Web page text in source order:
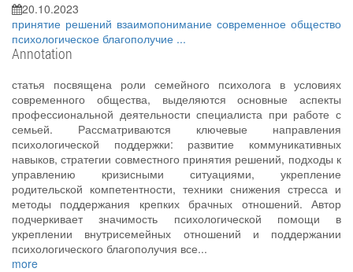
20.10.2023
принятие решений взаимопонимание современное общество
психологическое благополучие ...
Annotation
статья посвящена роли семейного психолога в условиях
современного общества, выделяются основные аспекты
профессиональной деятельности специалиста при работе с
семьей. Рассматриваются ключевые направления
психологической поддержки: развитие коммуникативных
навыков, стратегии совместного принятия решений, подходы к
управлению кризисными ситуациями, укрепление
родительской компетентности, техники снижения стресса и
методы поддержания крепких брачных отношений. Автор
подчеркивает значимость психологической помощи в
укреплении внутрисемейных отношений и поддержании
психологического благополучия все...
more